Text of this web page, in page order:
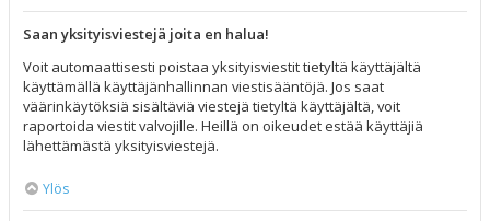
Saan yksityisviestejä joita en halua!
Voit automaattisesti poistaa yksityisviestit tietyltä käyttäjältä
käyttämällä käyttäjänhallinnan viestisääntöjä. Jos saat
väärinkäytöksiä sisältäviä viestejä tietyltä käyttäjältä, voit
raportoida viestit valvojille. Heillä on oikeudet estää käyttäjiä
lähettämästä yksityisviestejä.
Ylös